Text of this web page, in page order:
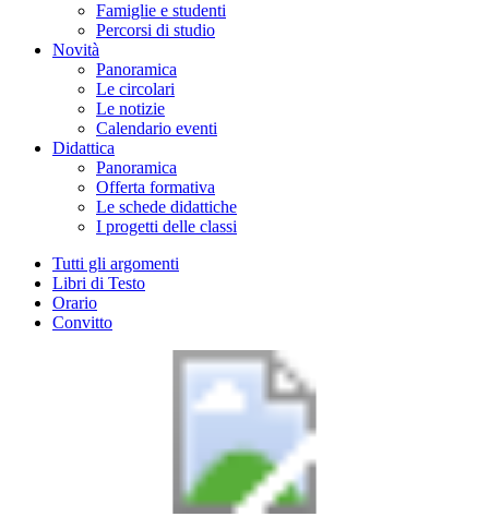
Famiglie e studenti
Percorsi di studio
Novità
Panoramica
Le circolari
Le notizie
Calendario eventi
Didattica
Panoramica
Offerta formativa
Le schede didattiche
I progetti delle classi
Tutti gli argomenti
Libri di Testo
Orario
Convitto